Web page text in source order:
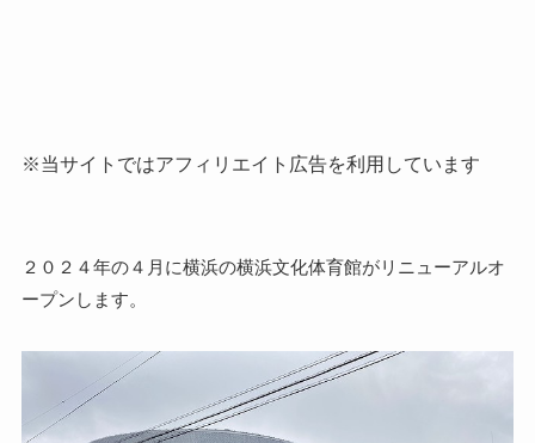
※当サイトではアフィリエイト広告を利用しています
２０２４年の４月に横浜の横浜文化体育館がリニューアルオ
ープンします。